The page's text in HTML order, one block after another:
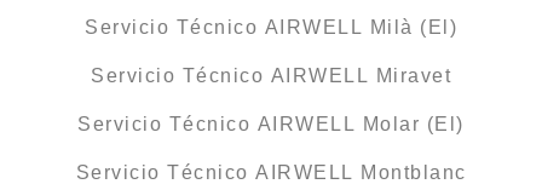
Servicio Técnico AIRWELL Milà (El)
Servicio Técnico AIRWELL Miravet
Servicio Técnico AIRWELL Molar (El)
Servicio Técnico AIRWELL Montblanc